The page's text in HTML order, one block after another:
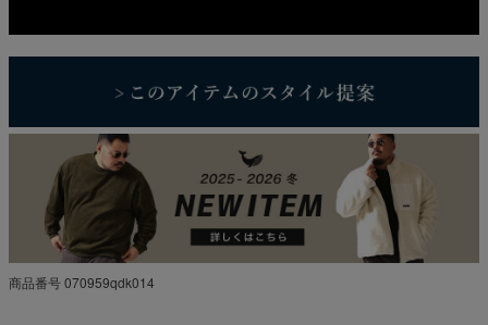
商品番号070959qdk014